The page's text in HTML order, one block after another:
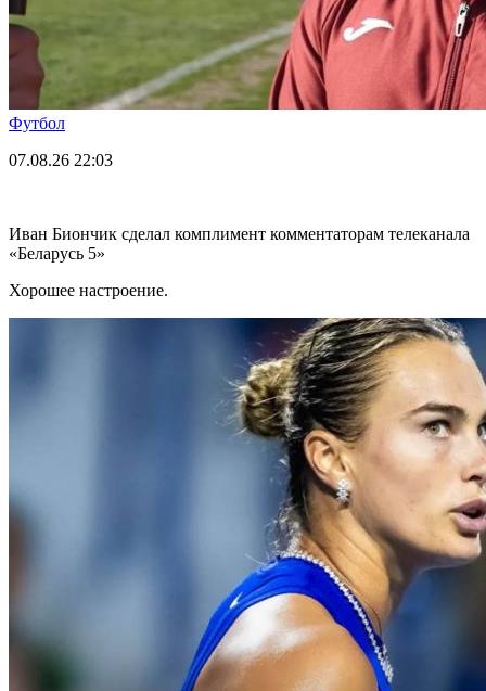
Футбол
07.08.26 22:03
Иван Биончик сделал комплимент комментаторам телеканала
«Беларусь 5»
Хорошее настроение.